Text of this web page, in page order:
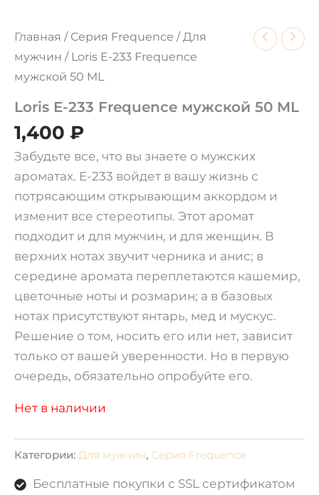
Главная / Серия Frequence /Для
мужчин / Loris E-233 Frequence
мужской 50 ML
Loris E-233 Frequence мужской 50 ML
1,400 ₽
Забудьте все, что вы знаете о мужских
ароматах. E-233 войдет в вашу жизнь с
потрясающим открывающим аккордом и
изменит все стереотипы. Этот аромат
подходит и для мужчин, и для женщин. В
верхних нотах звучит черника и анис; в
середине аромата переплетаются кашемир,
цветочные ноты и розмарин; а в базовых
нотах присутствуют янтарь, мед и мускус.
Решение о том, носить его или нет, зависит
только от вашей уверенности. Но в первую
очередь, обязательно опробуйте его.
Нет в наличии
Категории: Для мужчин, Серия Frequence
Бесплатные покупки с SSL сертификатом